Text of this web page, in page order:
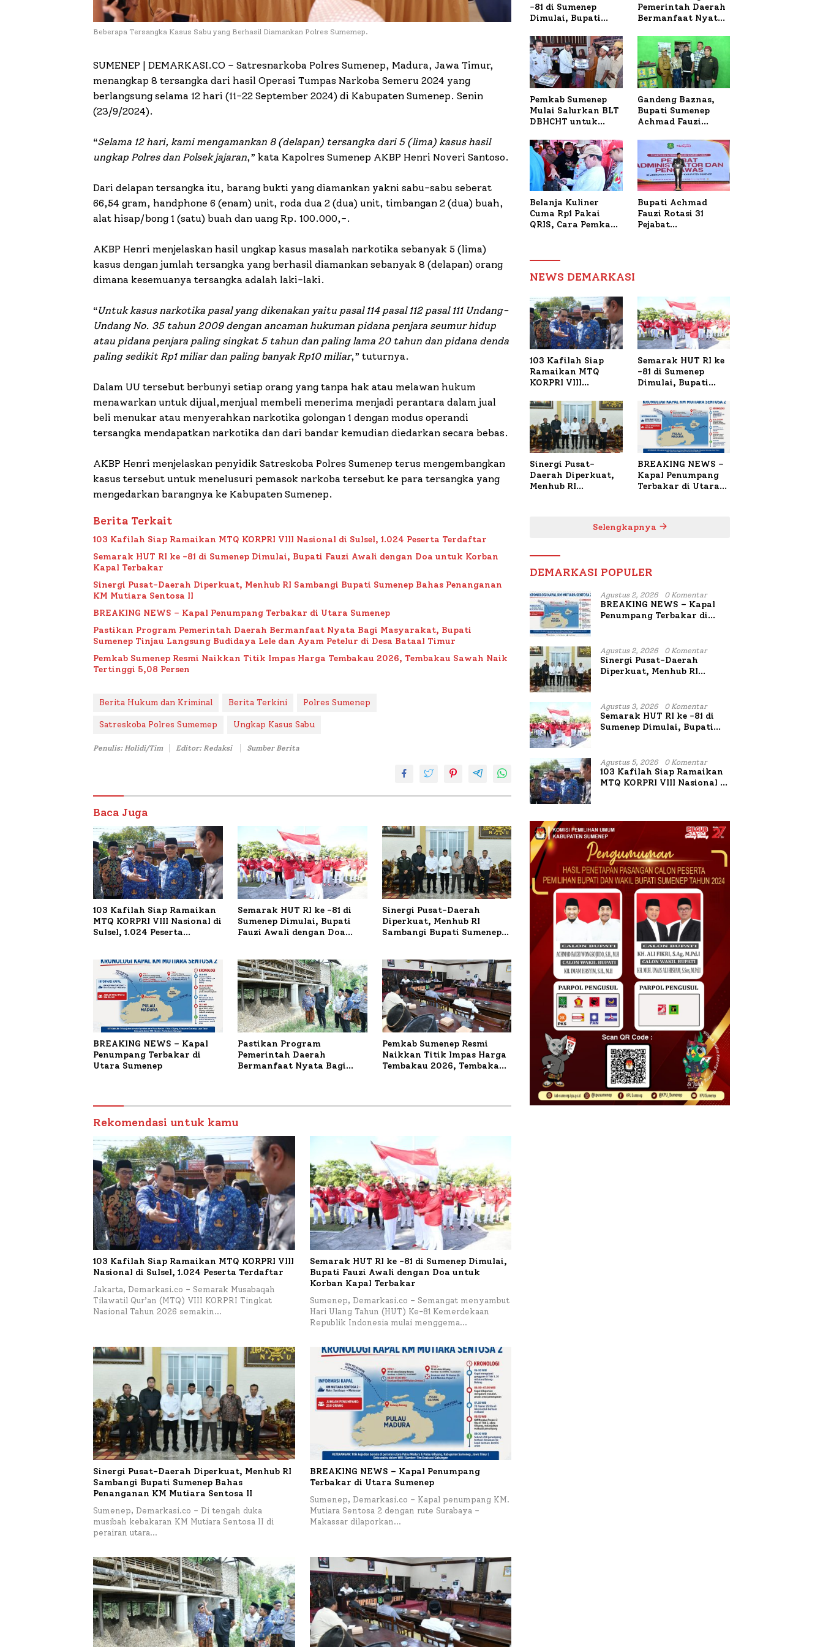
Beberapa Tersangka Kasus Sabu yang Berhasil Diamankan Polres Sumemep.
SUMENEP | DEMARKASI.CO – Satresnarkoba Polres Sumenep, Madura, Jawa Timur,
menangkap 8 tersangka dari hasil Operasi Tumpas Narkoba Semeru 2024 yang
berlangsung selama 12 hari (11-22 September 2024) di Kabupaten Sumenep. Senin
(23/9/2024).
“Selama 12 hari, kami mengamankan 8 (delapan) tersangka dari 5 (lima) kasus hasil
ungkap Polres dan Polsek jajaran,” kata Kapolres Sumenep AKBP Henri Noveri Santoso.
Dari delapan tersangka itu, barang bukti yang diamankan yakni sabu-sabu seberat
66,54 gram, handphone 6 (enam) unit, roda dua 2 (dua) unit, timbangan 2 (dua) buah,
alat hisap/bong 1 (satu) buah dan uang Rp. 100.000,-.
AKBP Henri menjelaskan hasil ungkap kasus masalah narkotika sebanyak 5 (lima)
kasus dengan jumlah tersangka yang berhasil diamankan sebanyak 8 (delapan) orang
dimana kesemuanya tersangka adalah laki-laki.
“Untuk kasus narkotika pasal yang dikenakan yaitu pasal 114 pasal 112 pasal 111 Undang-
Undang No. 35 tahun 2009 dengan ancaman hukuman pidana penjara seumur hidup
atau pidana penjara paling singkat 5 tahun dan paling lama 20 tahun dan pidana denda
paling sedikit Rp1 miliar dan paling banyak Rp10 miliar,” tuturnya.
Dalam UU tersebut berbunyi setiap orang yang tanpa hak atau melawan hukum
menawarkan untuk dijual,menjual membeli menerima menjadi perantara dalam jual
beli menukar atau menyerahkan narkotika golongan 1 dengan modus operandi
tersangka mendapatkan narkotika dan dari bandar kemudian diedarkan secara bebas.
AKBP Henri menjelaskan penyidik Satreskoba Polres Sumenep terus mengembangkan
kasus tersebut untuk menelusuri pemasok narkoba tersebut ke para tersangka yang
mengedarkan barangnya ke Kabupaten Sumenep.
Berita Terkait
103 Kafilah Siap Ramaikan MTQ KORPRI VIII Nasional di Sulsel, 1.024 Peserta Terdaftar
Semarak HUT RI ke -81 di Sumenep Dimulai, Bupati Fauzi Awali dengan Doa untuk Korban
Kapal Terbakar
Sinergi Pusat-Daerah Diperkuat, Menhub RI Sambangi Bupati Sumenep Bahas Penanganan
KM Mutiara Sentosa II
BREAKING NEWS – Kapal Penumpang Terbakar di Utara Sumenep
Pastikan Program Pemerintah Daerah Bermanfaat Nyata Bagi Masyarakat, Bupati
Sumenep Tinjau Langsung Budidaya Lele dan Ayam Petelur di Desa Bataal Timur
Pemkab Sumenep Resmi Naikkan Titik Impas Harga Tembakau 2026, Tembakau Sawah Naik
Tertinggi 5,08 Persen
Berita Hukum dan Kriminal Berita Terkini Polres Sumenep
Satreskoba Polres Sumemep Ungkap Kasus Sabu
Penulis: Holidi/Tim Editor: Redaksi Sumber Berita
Baca Juga
103 Kafilah Siap Ramaikan
MTQ KORPRI VIII Nasional di
Sulsel, 1.024 Peserta
Semarak HUT RI ke -81 di
Sumenep Dimulai, Bupati
Fauzi Awali dengan Doa
Sinergi Pusat-Daerah
Diperkuat, Menhub RI
Sambangi Bupati Sumenep
BREAKING NEWS – Kapal
Penumpang Terbakar di
Utara Sumenep
Pastikan Program
Pemerintah Daerah
Bermanfaat Nyata Bagi
Pemkab Sumenep Resmi
Naikkan Titik Impas Harga
Tembakau 2026, Tembakau
Rekomendasi untuk kamu
103 Kafilah Siap Ramaikan MTQ KORPRI VIII
Nasional di Sulsel, 1.024 Peserta Terdaftar
Jakarta, Demarkasi.co – Semarak Musabaqah
Tilawatil Qur’an (MTQ) VIII KORPRI Tingkat
Nasional Tahun 2026 semakin…
Semarak HUT RI ke -81 di Sumenep Dimulai,
Bupati Fauzi Awali dengan Doa untuk
Korban Kapal Terbakar
Sumenep, Demarkasi.co – Semangat menyambut
Hari Ulang Tahun (HUT) Ke-81 Kemerdekaan
Republik Indonesia mulai menggema…
Sinergi Pusat-Daerah Diperkuat, Menhub RI
Sambangi Bupati Sumenep Bahas
Penanganan KM Mutiara Sentosa II
Sumenep, Demarkasi.co – Di tengah duka
musibah kebakaran KM Mutiara Sentosa II di
perairan utara…
BREAKING NEWS – Kapal Penumpang
Terbakar di Utara Sumenep
Sumenep, Demarkasi.co – Kapal penumpang KM.
Mutiara Sentosa 2 dengan rute Surabaya –
Makassar dilaporkan…
-81 di Sumenep
Dimulai, Bupati
Doa untuk Korban
Kapal Terbakar
Pemerintah Daerah
Bermanfaat Nyata
Bupati Sumenep
Tinjau Langsung
Budidaya Lele dan
Ayam Petelur di
Desa Bataal Timur
Pemkab Sumenep
Mulai Salurkan BLT
DBHCHT untuk
Tani Tembakau
Gandeng Baznas,
Bupati Sumenep
Achmad Fauzi
Serahkan Bantuan
Bedah RTLH di Dua
Kecamatan
Belanja Kuliner
Cuma Rp1 Pakai
QRIS, Cara Pemkab
Bupati Achmad
Fauzi Rotasi 31
Pejabat
NEWS DEMARKASI
103 Kafilah Siap
Ramaikan MTQ
KORPRI VIII
1.024 Peserta
Terdaftar
Semarak HUT RI ke
-81 di Sumenep
Dimulai, Bupati
Doa untuk Korban
Kapal Terbakar
Sinergi Pusat-
Daerah Diperkuat,
Menhub RI
Mutiara Sentosa II
BREAKING NEWS –
Kapal Penumpang
Terbakar di Utara
Selengkapnya
DEMARKASI POPULER
Agustus 2, 2026 0 Komentar
BREAKING NEWS – Kapal
Penumpang Terbakar di
Agustus 2, 2026 0 Komentar
Sinergi Pusat-Daerah
Diperkuat, Menhub RI
Mutiara Sentosa II
Agustus 3, 2026 0 Komentar
Semarak HUT RI ke -81 di
Sumenep Dimulai, Bupati
Terbakar
Agustus 5, 2026 0 Komentar
103 Kafilah Siap Ramaikan
MTQ KORPRI VIII Nasional di